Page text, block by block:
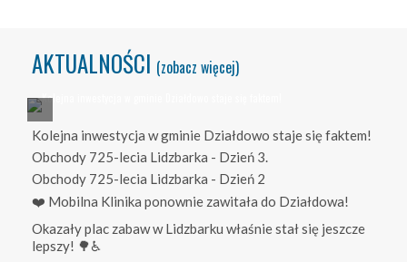
AKTUALNOŚCI (zobacz więcej)
Kolejna inwestycja w gminie Działdowo staje się faktem!
Obchody 725-lecia Lidzbarka - Dzień 3.
Obchody 725-lecia Lidzbarka - Dzień 2
❤️ Mobilna Klinika ponownie zawitała do Działdowa!
Okazały plac zabaw w Lidzbarku właśnie stał się jeszcze
lepszy! 🌳♿